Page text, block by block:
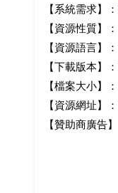
【系統需求】
【資源性質】
【資源語言】
【下載版本】
【檔案大小】
【資源網址】：
【贊助商廣告】